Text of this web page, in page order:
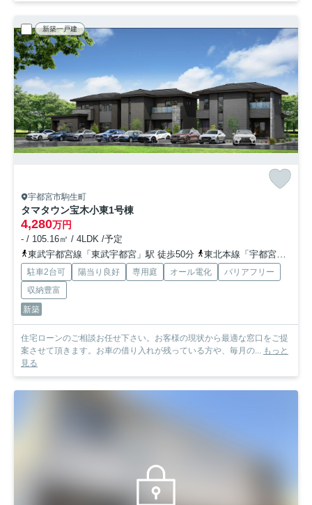
新築一戸建
宇都宮市駒生町
タマタウン宝木小東1号棟
4,280万円
- / 105.16㎡ / 4LDK /予定
東武宇都宮線「東武宇都宮」駅 徒歩50分
東北本線「宇都宮」駅 徒歩68分
駐車2台可 陽当り良好 専用庭 オール電化
バリアフリー
収納豊富
新築
住宅ローンのご相談お任せ下さい。お客様の現状から最適な窓口をご提
案させて頂きます。お車の借り入れが残っている方や、毎月の... もっと
見る